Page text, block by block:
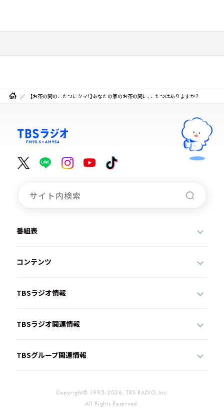
【お茶の間のこたつにクマ！】あなたの家のお茶の間に、こたつはありますか？
番組表
コンテンツ
TBSラジオ情報
TBSラジオ関連情報
TBSグループ関連情報
Copyright© 1995-2026, TBS RADIO,Inc.
All Rights Reserved.